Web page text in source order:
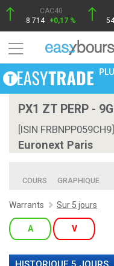
CAC40
8 714 +0,17 %
PX1 ZT PERP -
[ISIN FRBNPP059CH9]
Euronext Paris
COURS GRAPHIQUE
Warrants Sur 5 jours
A V